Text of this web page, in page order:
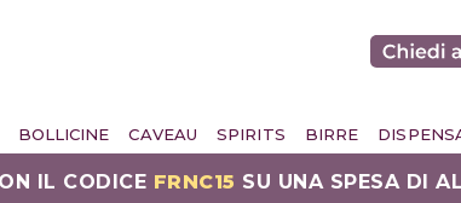
BOLLICINE CAVEAU SPIRITS BIRRE
IL CODICE FRNC15 SU UNA SPESA DI